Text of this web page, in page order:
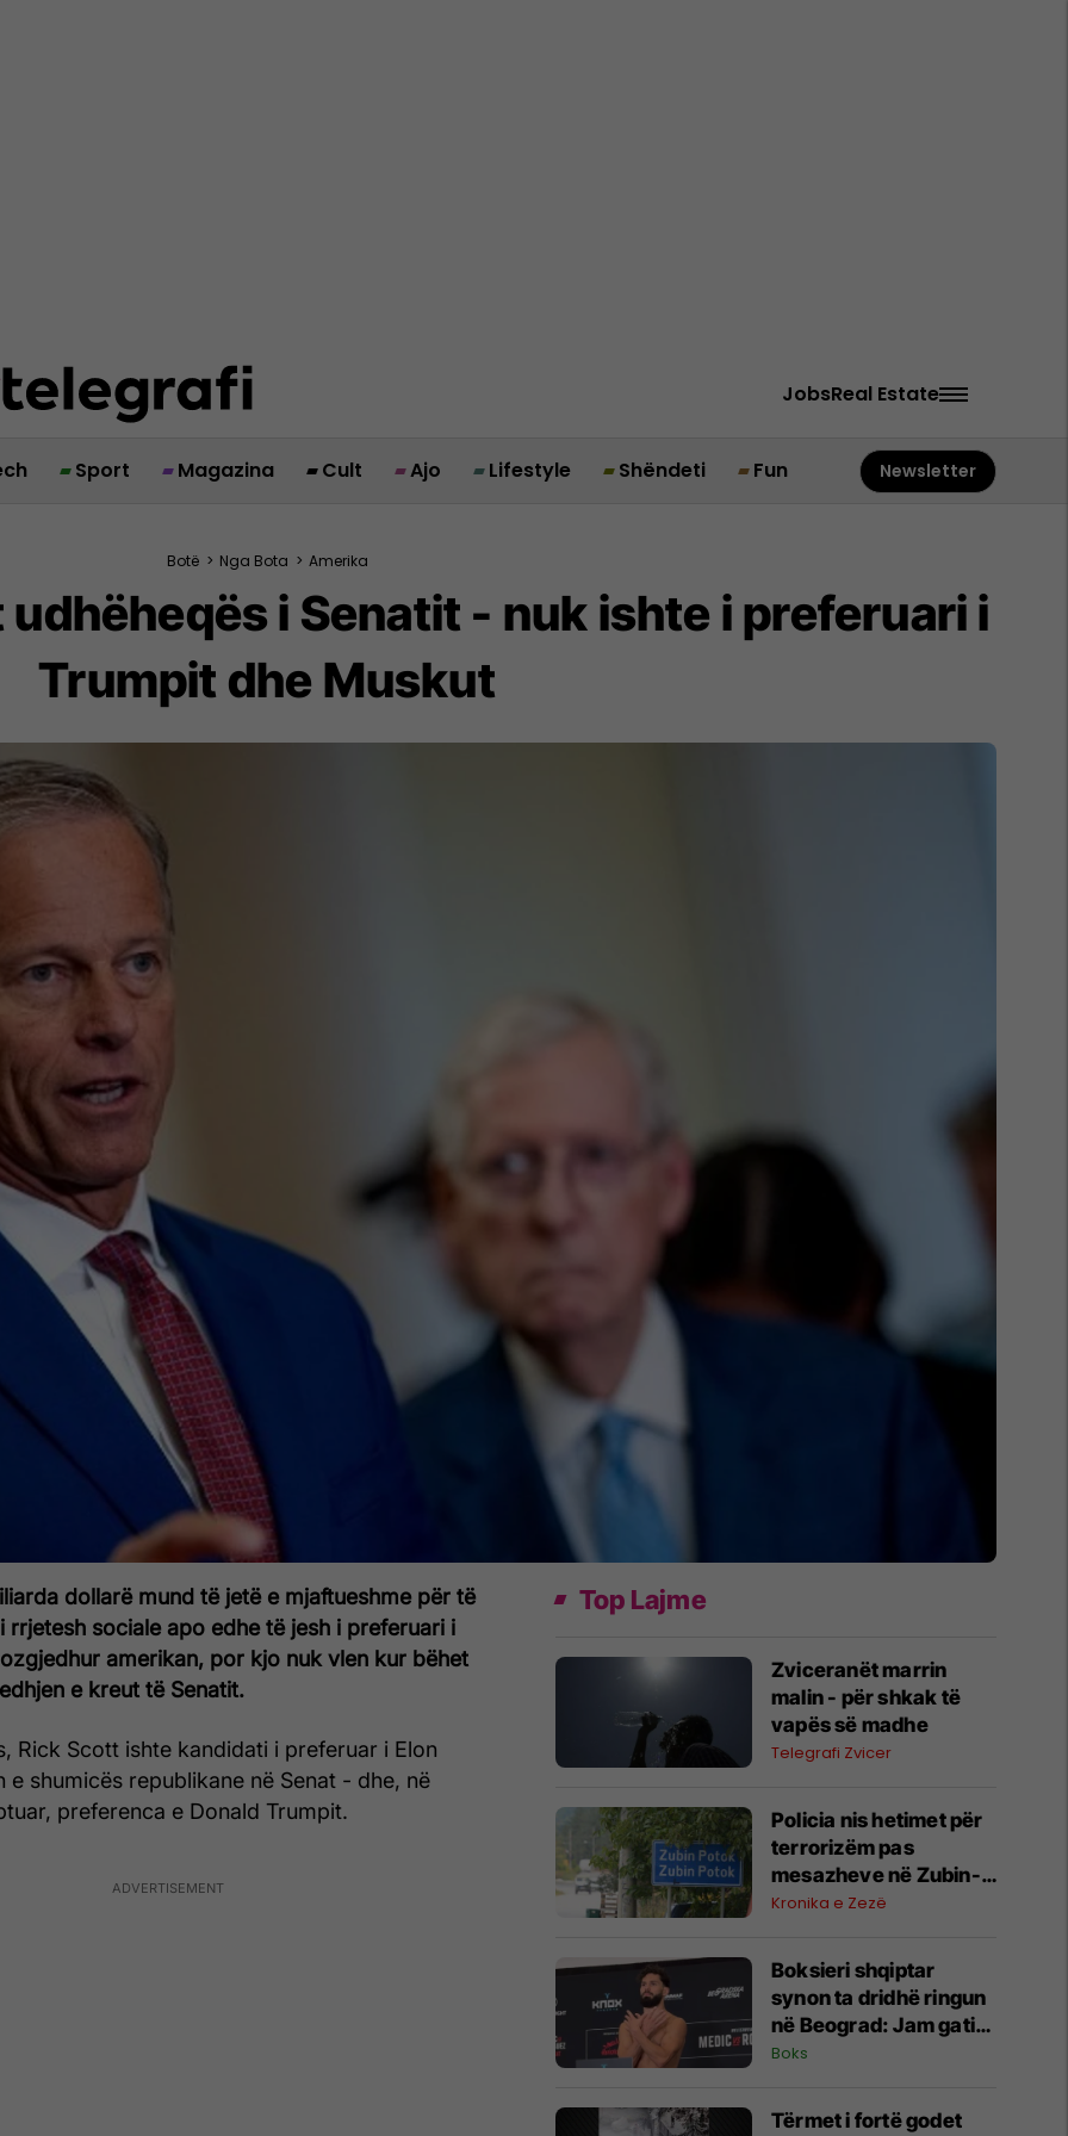
JobsReal Estate
Sport Magazina Cult Ajo Lifestyle Shëndeti Fun Newsletter
Botë > Nga Bota > Amerika
i Senatit - nuk ishte i preferuari i
Trumpit dhe Muskut
dollarë mund të jetë e mjaftueshme për të
rrjetesh sociale apo edhe të jesh i preferuari i
amerikan, por kjo nuk vlen kur bëhet
e kreut të Senatit.
Rick Scott ishte kandidati i preferuar i Elon
e shumicës republikane në Senat - dhe, në
preferenca e Donald Trumpit.
Top Lajme
Zviceranët marrin
malin - për shkak të
vapës së madhe
Telegrafi Zvicer
Policia nis hetimet për
terrorizëm pas
mesazheve në Zubin-
Potok
Kronika e Zezë
Boksieri shqiptar
synon ta dridhë ringun
në Beograd: Jam gati,
Zoti e bekoftë
Boks
Tërmet i fortë godet